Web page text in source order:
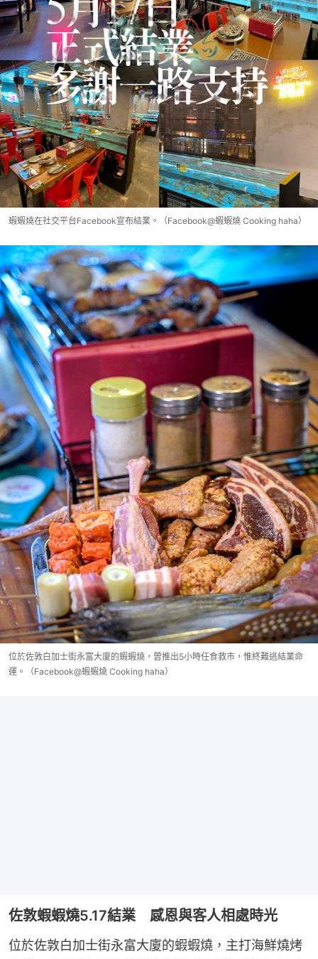
蝦蝦燒在社交平台Facebook宣布結業。（Facebook@蝦蝦燒 Cooking haha）
位於佐敦白加士街永富大廈的蝦蝦燒，曾推出5小時任食救市，惟終難逃結業命
運。（Facebook@蝦蝦燒 Cooking haha）
佐敦蝦蝦燒5.17結業 感恩與客人相處時光
位於佐敦白加士街永富大廈的蝦蝦燒，主打海鮮燒烤